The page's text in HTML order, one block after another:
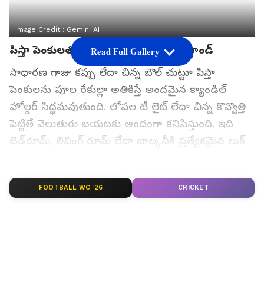
Image Credit :Gemini AI
పిస్తా పెంకులతో ఆకర్షణీయమైన కొవ్వొత్తి స్టాండ్
సాధారణ గాజు కప్పు లేదా చిన్న బౌల్ చుట్టూ పిస్తా
పెంకులను పూల రేకుల్లా అతికిస్తే అందమైన క్యాండిల్
హోల్డర్ సిద్ధమవుతుంది. లోపల టీ లైట్ లేదా చిన్న కొవ్వొత్తి
పెట్టితే వెలుతురు బయటకు అందంగా క‌నిపిస్తుంది. ఇది
బెడ్‌రూమ్, లివింగ్ రూమ్ లేదా బాల్కనీకి ప్రత్యేకమైన లుక్
గూగుల్‌లో ఆసక్తికరమైన సమాచారం కోసం ఏసియానెట్ తెలుగు
Read Full Gallery
FOOTBALL WC '26 CRICKET